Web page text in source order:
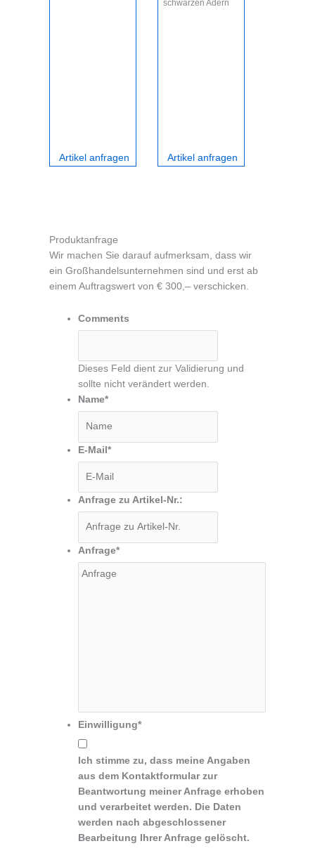
Artikel anfragen
schwarzen Adern
Artikel anfragen
Produktanfrage
Wir machen Sie darauf aufmerksam, dass wir
ein Großhandelsunternehmen sind und erst ab
einem Auftragswert von € 300,– verschicken.
Comments
Dieses Feld dient zur Validierung und
sollte nicht verändert werden.
Name*
E-Mail*
Anfrage zu Artikel-Nr.:
Anfrage*
Einwilligung*
Ich stimme zu, dass meine Angaben
aus dem Kontaktformular zur
Beantwortung meiner Anfrage erhoben
und verarbeitet werden. Die Daten
werden nach abgeschlossener
Bearbeitung Ihrer Anfrage gelöscht.